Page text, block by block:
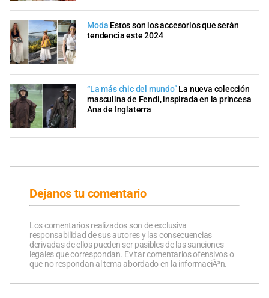
Moda Estos son los accesorios que serán
tendencia este 2024
“La más chic del mundo” La nueva colección
masculina de Fendi, inspirada en la princesa
Ana de Inglaterra
Dejanos tu comentario
Los comentarios realizados son de exclusiva
responsabilidad de sus autores y las consecuencias
derivadas de ellos pueden ser pasibles de las sanciones
legales que correspondan. Evitar comentarios ofensivos o
que no respondan al tema abordado en la informaciÃ³n.